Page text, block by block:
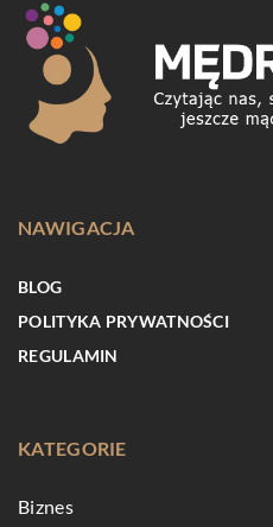
NAWIGACJA
BLOG
POLITYKA PRYWATNOŚCI
REGULAMIN
KATEGORIE
Biznes